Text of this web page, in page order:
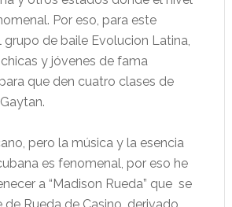
Por eso, para este
grupo de baile Evolucion Latina,
y jóvenes de fama
que den cuatro clases de
pero la música y la esencia
es fenomenal, por eso he
a “Madison Rueda” que se